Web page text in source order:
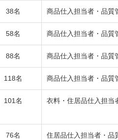
38名 商品仕入担当者・品質
58名 商品仕入担当者・品質
88名 商品仕入担当者・品質
118名 商品仕入担当者・品質
101名 衣料・住居品仕入担当
76名 住居品仕入担当者・品